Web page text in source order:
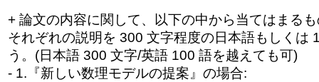
+ 論文の内容に関して、以下の中から当てはまる
それぞれの説明を 300 文字程度の日本語もしくは
う。(日本語 300 文字/英語 100 語を越えても可)
- 1.『新しい数理モデルの提案』の場合: